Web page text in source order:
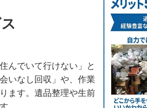
んでいて行けない」と
いなし回収」や、作業
ます。遺品整理や生前